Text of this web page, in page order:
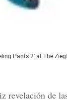
Pants 2' at The
revelación de